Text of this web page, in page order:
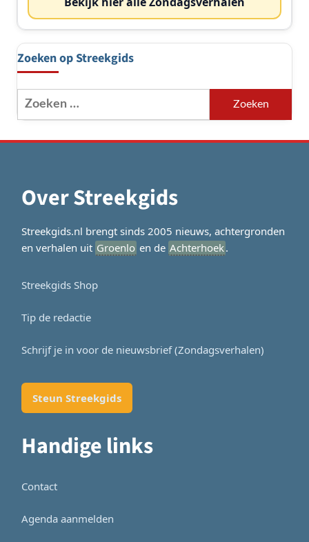
Zoeken op Streekgids
Zoeken
naar:
Over Streekgids
Streekgids.nl brengt sinds 2005 nieuws, achtergronden
en verhalen uit Groenlo en de Achterhoek.
Streekgids Shop
Tip de redactie
Schrijf je in voor de nieuwsbrief (Zondagsverhalen)
Steun Streekgids
Handige links
Contact
Agenda aanmelden